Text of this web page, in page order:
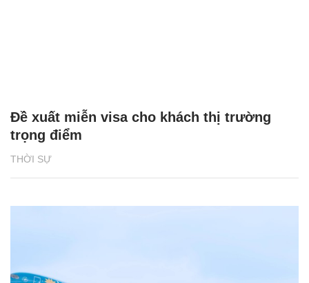
THỜI SỰ
Đề xuất miễn visa cho khách thị trường
trọng điểm